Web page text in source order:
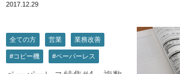
2017.12.29
全ての方 営業 業務改善
#コピー機 #ペーパーレス